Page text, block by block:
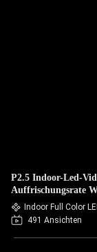
P2.5 Indoor-Led-
Auffrischungsrate
Werbewand, 3840
gekrümmtes Design
Indoor Full Color
491 Ansichten